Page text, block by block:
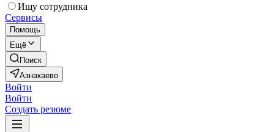
Ищу сотрудника
Сервисы
Помощь
Ещё
Поиск
Азнакаево
Войти
Войти
Создать резюме